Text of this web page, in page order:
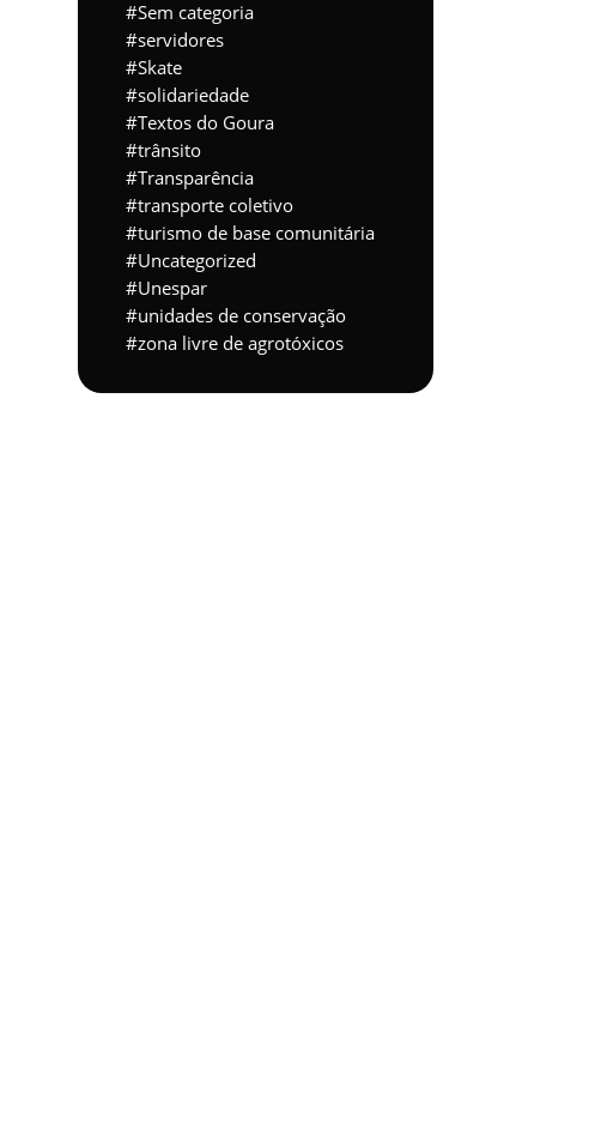
Sem categoria
servidores
Skate
solidariedade
Textos do Goura
trânsito
Transparência
transporte coletivo
turismo de base comunitária
Uncategorized
Unespar
unidades de conservação
zona livre de agrotóxicos